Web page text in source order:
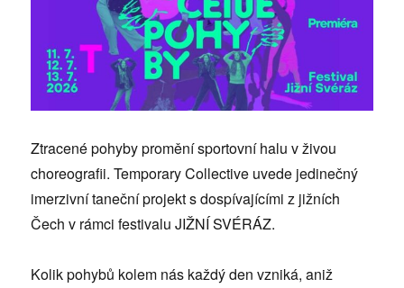
Ztracené pohyby promění sportovní halu v živou
choreografii. Temporary Collective uvede jedinečný
imerzivní taneční projekt s dospívajícími z jižních
Čech v rámci festivalu JIŽNÍ SVÉRÁZ.
Kolik pohybů kolem nás každý den vzniká, aniž